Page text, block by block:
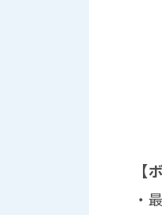
【
・